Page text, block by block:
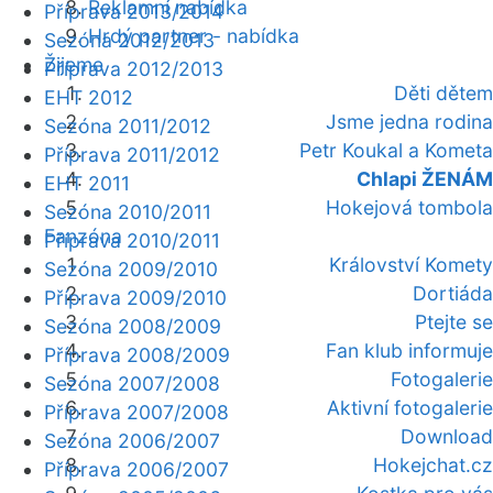
Reklamní nabídka
Hrdý partner - nabídka
Žijeme
Děti dětem
Jsme jedna rodina
Petr Koukal a Kometa
Chlapi ŽENÁM
Hokejová tombola
Fanzóna
Království Komety
Dortiáda
Ptejte se
Fan klub informuje
Fotogalerie
Aktivní fotogalerie
Download
Hokejchat.cz
Příprava 2013/2014
Sezóna 2012/2013
Příprava 2012/2013
EHT 2012
Sezóna 2011/2012
Příprava 2011/2012
EHT 2011
Sezóna 2010/2011
Příprava 2010/2011
Sezóna 2009/2010
Příprava 2009/2010
Sezóna 2008/2009
Příprava 2008/2009
Sezóna 2007/2008
Příprava 2007/2008
Sezóna 2006/2007
Příprava 2006/2007